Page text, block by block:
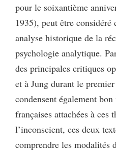
pour le soixantième
1935), peut être
analyse historique de la
psychologie analytique.
des principales critiques
et à Jung durant le
condensent également
françaises attachées à ces
l’inconscient, ces deux
comprendre les modalités